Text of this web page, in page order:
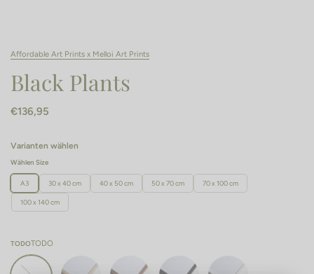
Affordable Art Prints x Melloi Art Prints
Black Plants
€136,95
Varianten wählen
Wählen Size
A3 30 x 40 cm 40 x 50 cm 50 x 70 cm 70 x 100 cm
100 x 140 cm
TODOTODO